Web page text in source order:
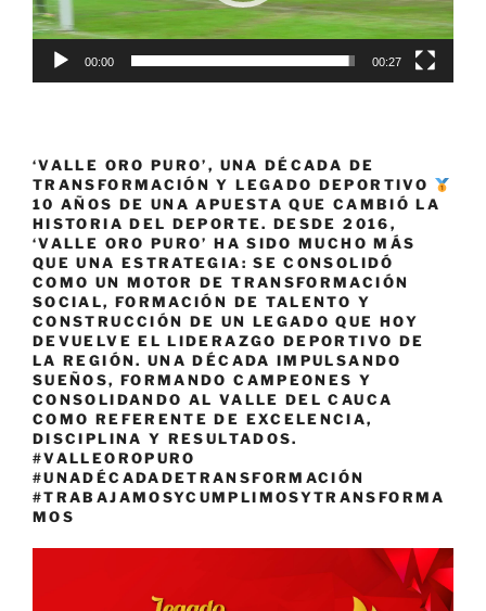
00:00 00:27
‘VALLE ORO PURO’, UNA DÉCADA DE
TRANSFORMACIÓN Y LEGADO DEPORTIVO
10 AÑOS DE UNA APUESTA QUE CAMBIÓ LA
HISTORIA DEL DEPORTE. DESDE 2016,
‘VALLE ORO PURO’ HA SIDO MUCHO MÁS
QUE UNA ESTRATEGIA: SE CONSOLIDÓ
COMO UN MOTOR DE TRANSFORMACIÓN
SOCIAL, FORMACIÓN DE TALENTO Y
CONSTRUCCIÓN DE UN LEGADO QUE HOY
DEVUELVE EL LIDERAZGO DEPORTIVO DE
LA REGIÓN. UNA DÉCADA IMPULSANDO
SUEÑOS, FORMANDO CAMPEONES Y
CONSOLIDANDO AL VALLE DEL CAUCA
COMO REFERENTE DE EXCELENCIA,
DISCIPLINA Y RESULTADOS.
#VALLEOROPURO
#UNADÉCADADETRANSFORMACIÓN
#TRABAJAMOSYCUMPLIMOSYTRANSFORMA
MOS